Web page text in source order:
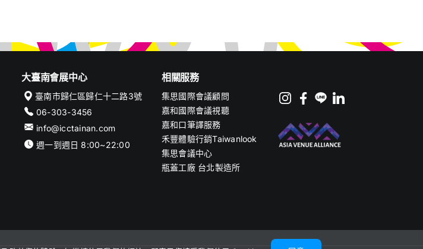
大臺南會展中心
臺南市歸仁區歸仁十二路3號
06-303-3456
info@icctainan.com
週一到週日 8:00~22:00
相關服務
集思國際會議顧問
嘉和國際會議視聽
嘉和口筆譯服務
禾豐體驗行銷Taiwanlook
集思會議中心
瓶蓋工廠 台北製造所